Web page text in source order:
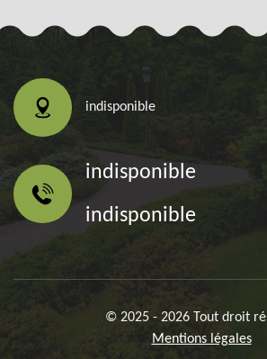
indisponible
indisponible
indisponible
© 2025 - 2026 Tout droit
Mentions légales